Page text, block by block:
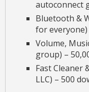
autoconnect
Bluetooth &
for everyone)
Volume,
group) –
Fast Cleaner
LLC) – 500